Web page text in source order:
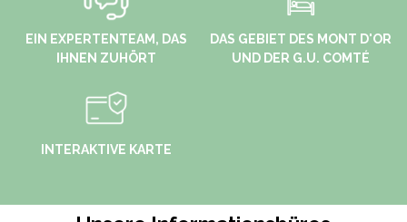
EIN EXPERTENTEAM, DAS
IHNEN ZUHÖRT
DAS GEBIET DES MONT D'OR
UND DER G.U. COMTÉ
INTERAKTIVE KARTE